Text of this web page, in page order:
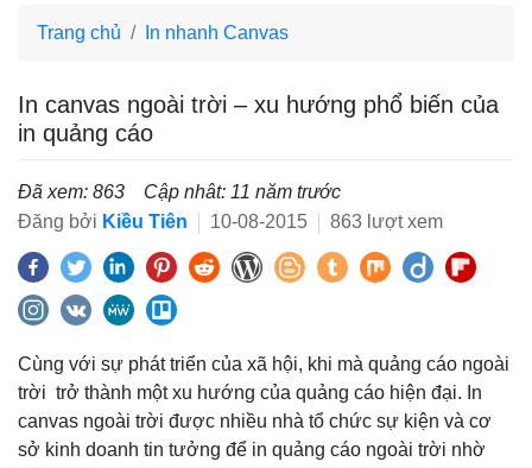
Trang chủ In nhanh Canvas
In canvas ngoài trời – xu hướng phổ biến của
in quảng cáo
Đã xem: 863
Cập nhât: 11 năm trước
Đăng bởi Kiều Tiên 10-08-2015 863 lượt xem
Cùng với sự phát triển của xã hội, khi mà quảng cáo ngoài
trời trở thành một xu hướng của quảng cáo hiện đại. In
canvas ngoài trời được nhiều nhà tổ chức sự kiện và cơ
sở kinh doanh tin tưởng để in quảng cáo ngoài trời nhờ